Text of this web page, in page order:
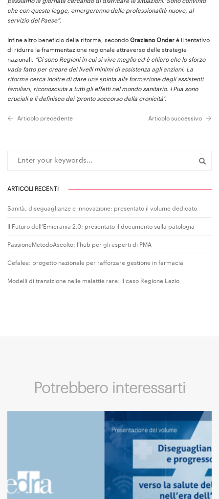
passiamo la giornata cercando di districare le situazioni. Sono convinto
che con questa legge, emergeranno delle professionalità nuove, al
servizio del Paese”.
Infine altro beneficio della riforma, secondo Graziano Onder è il tentativo
di ridurre la frammentazione regionale attraverso delle strategie
nazionali. “Ci sono Regioni in cui si vive meglio ed è chiaro che lo sforzo
vada fatto per creare dei livelli minimi di assistenza agli anziani. La
riforma cerca inoltre di dare una spinta alla formazione degli assistenti
familiari, riconosciuta a tutti gli effetti nel mondo sanitario. I Pua sono
cruciali e li definisco dei ‘pronto soccorso della cronicità’.
Articolo precedente Articolo successivo
ARTICOLI RECENTI
Sanità, diseguaglianze e innovazione: presentato il volume dedicato
Il Futuro dell’Emicrania 2.0: presentato il documento sulla patologia
PassioneMetodoAscolto: l’hub per gli esperti di PMA
Cefalee: progetto nazionale per rafforzare gestione in farmacia
Modelli di transizione nelle malattie rare: il caso Regione Lazio
Potrebbero interessarti